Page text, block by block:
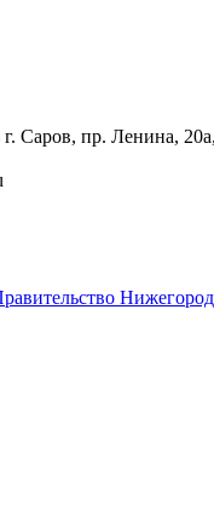
Саров, пр. Ленина,